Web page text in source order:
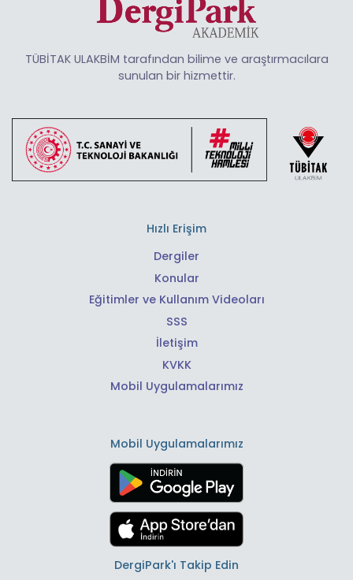
TÜBİTAK ULAKBİM tarafından bilime ve araştırmacılara
sunulan bir hizmettir.
Hızlı Erişim
Dergiler
Konular
Eğitimler ve Kullanım Videoları
SSS
İletişim
KVKK
Mobil Uygulamalarımız
Mobil Uygulamalarımız
DergiPark'ı Takip Edin